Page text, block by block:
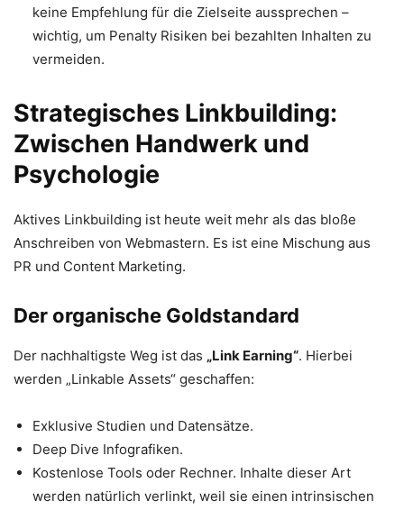
keine Empfehlung für die Zielseite aussprechen –
wichtig, um Penalty Risiken bei bezahlten Inhalten zu
vermeiden.
Strategisches Linkbuilding:
Zwischen Handwerk und
Psychologie
Aktives Linkbuilding ist heute weit mehr als das bloße
Anschreiben von Webmastern. Es ist eine Mischung aus
PR und Content Marketing.
Der organische Goldstandard
Der nachhaltigste Weg ist das „Link Earning“. Hierbei
werden „Linkable Assets“ geschaffen:
Exklusive Studien und Datensätze.
Deep Dive Infografiken.
Kostenlose Tools oder Rechner. Inhalte dieser Art
werden natürlich verlinkt, weil sie einen intrinsischen